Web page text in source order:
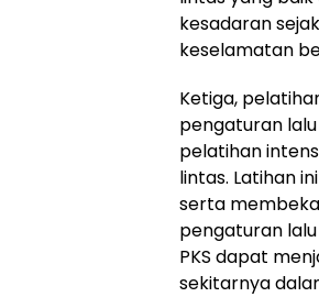
kesadaran
keselamatan
Ketiga,
pengaturan lalu
pelatihan
lintas. Latihan
serta
pengaturan
PKS dapat
sekitarnya